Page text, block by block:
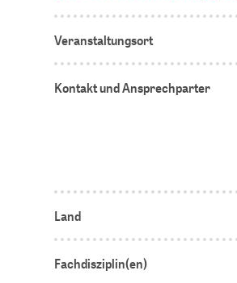
Veranstaltungsort
Kontakt und Ansprechparter
Land
Fachdisziplin(en)